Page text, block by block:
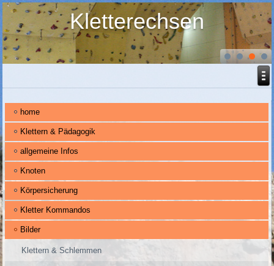
Kletterechsen
home
Klettern & Pädagogik
allgemeine Infos
Knoten
Körpersicherung
Kletter Kommandos
Bilder
Klettern & Schlemmen